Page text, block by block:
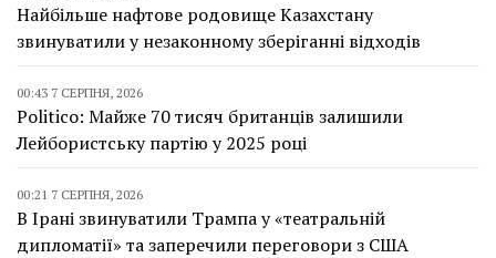
Найбільше нафтове родовище Казахстану
звинуватили у незаконному зберіганні відходів
00:43 7 СЕРПНЯ, 2026
Politico: Майже 70 тисяч британців залишили
Лейбористську партію у 2025 році
00:21 7 СЕРПНЯ, 2026
В Ірані звинуватили Трампа у «театральній
дипломатії» та заперечили переговори з США